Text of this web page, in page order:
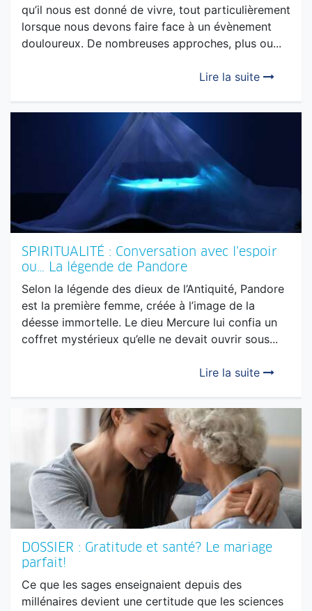
LA CLÉ DE NAISSANCE : Le 1er nombre : Se
Il n’est pas toujours aisé de trouver un sens à ce
lorsque nous devons faire face à un évènement
douloureux. De nombreuses approches, plus ou...
Lire la suite
SPIRITUALITÉ : Conversation avec l’espoir
Selon la légende des dieux de l’Antiquité, Pandore
déesse immortelle. Le dieu Mercure lui confia un
coffret mystérieux qu’elle ne devait ouvrir sous...
Lire la suite